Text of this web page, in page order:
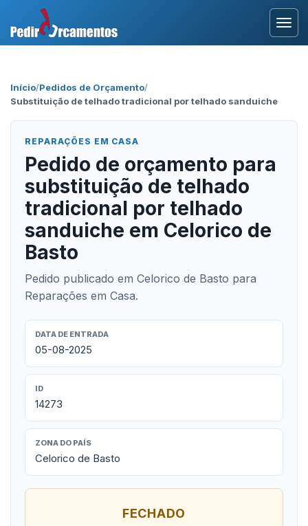
Início/Pedidos de Orçamento/
Substituição de telhado tradicional por telhado sanduiche
REPARAÇÕES EM CASA
Pedido de orçamento para
substituição de telhado
tradicional por telhado
sanduiche em Celorico de
Basto
Pedido publicado em Celorico de Basto para
Reparações em Casa.
DATA DE ENTRADA
05-08-2025
ID
14273
ZONA DO PAÍS
Celorico de Basto
FECHADO
Área Profissional
Como Funciona?
Testemunhos